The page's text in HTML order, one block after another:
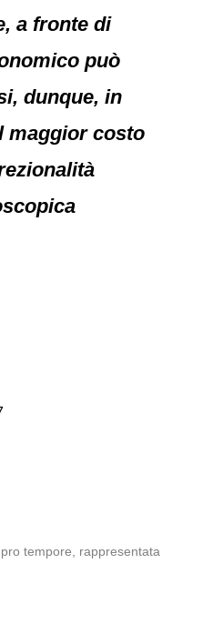
a fronte di
può
dunque, in
maggior costo
tempore, rappresentata